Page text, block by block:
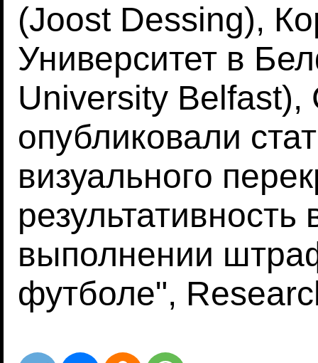
(Joost Dessing),
Университет в
University
опубликовали
визуального
результативность
выполнении
футболе",